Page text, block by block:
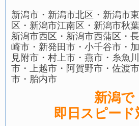
新潟市・新潟市北区・新潟市
区・新潟市江南区・新潟市秋
新潟市西区・新潟市西蒲区・
崎市・新発田市・小千谷市・
見附市・村上市・燕市・糸魚
市・上越市・阿賀野市・佐渡
市・胎内市
新潟で
即日スピード